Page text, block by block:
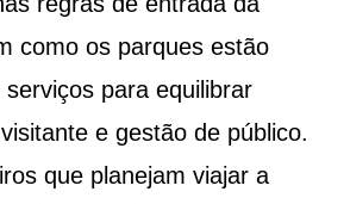
como os parques estão
para equilibrar
e gestão de público.
que planejam viajar a